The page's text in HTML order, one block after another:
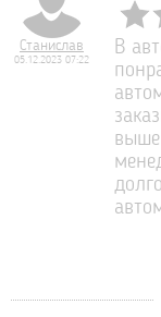
Станислав
05.12.2023 07:22
В
выше